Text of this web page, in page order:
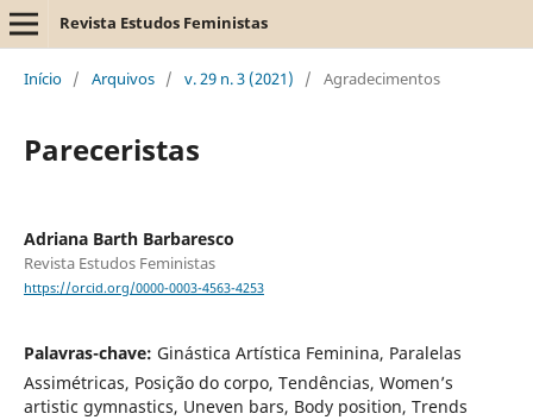
Revista Estudos Feministas
Início / Arquivos / v. 29 n. 3 (2021) / Agradecimentos
Pareceristas
Adriana Barth Barbaresco
Revista Estudos Feministas
https://orcid.org/0000-0003-4563-4253
Palavras-chave: Ginástica Artística Feminina, Paralelas
Assimétricas, Posição do corpo, Tendências, Women’s
artistic gymnastics, Uneven bars, Body position, Trends